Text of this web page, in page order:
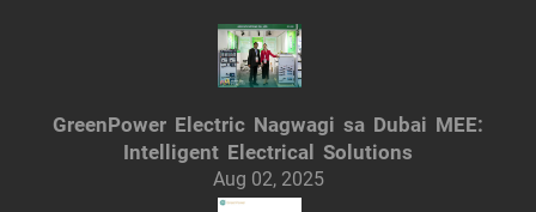
GreenPower Electric Nagwagi sa Dubai MEE:
Intelligent Electrical Solutions
Aug 02, 2025